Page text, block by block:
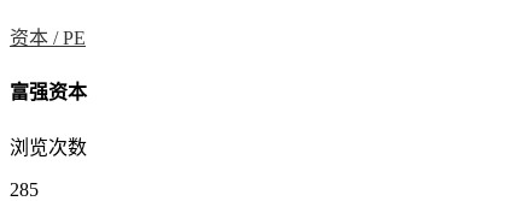
资本 /PE
富强资本
浏览次数
285